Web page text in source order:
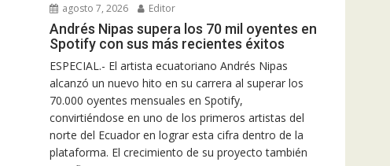
agosto 7, 2026 Editor
Andrés Nipas supera los 70 mil oyentes en
Spotify con sus más recientes éxitos
ESPECIAL.- El artista ecuatoriano Andrés Nipas
alcanzó un nuevo hito en su carrera al superar los
70.000 oyentes mensuales en Spotify,
convirtiéndose en uno de los primeros artistas del
norte del Ecuador en lograr esta cifra dentro de la
plataforma. El crecimiento de su proyecto también